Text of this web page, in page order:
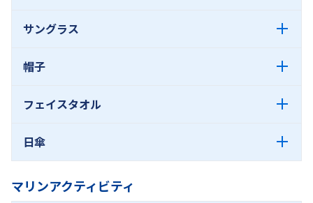
サングラス
帽子
フェイスタオル
日傘
マリンアクティビティ